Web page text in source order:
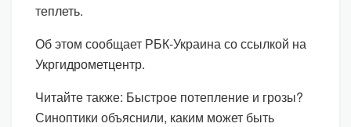
теплеть.
Об этом сообщает РБК-Украина со ссылкой на
Укргидрометцентр.
Читайте также: Быстрое потепление и грозы?
Синоптики объяснили, каким может быть